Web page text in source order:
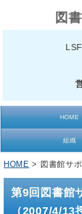
図
HOME
組織
HOME > 図書館サ
第9回図書館
（2007/4/13